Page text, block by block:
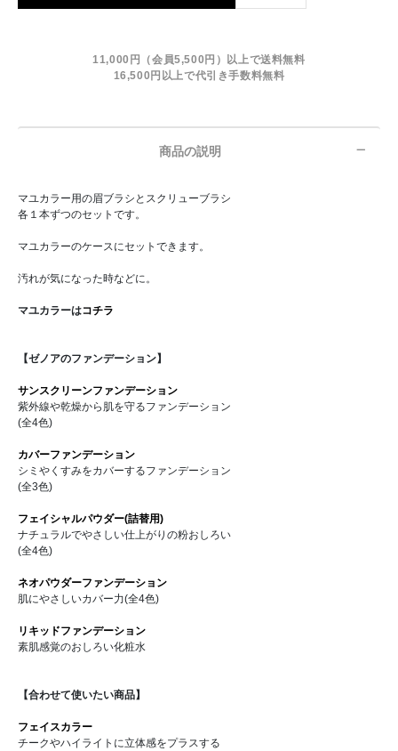
11,000円（会員5,500円）以上で送料無料
16,500円以上で代引き手数料無料
商品の説明
マユカラー用の眉ブラシとスクリューブラシ
各１本ずつのセットです。
マユカラーのケースにセットできます。
汚れが気になった時などに。
マユカラーはコチラ
【ゼノアのファンデーション】
サンスクリーンファンデーション
紫外線や乾燥から肌を守るファンデーション
(全4色)
カバーファンデーション
シミやくすみをカバーするファンデーション
(全3色)
フェイシャルパウダー(詰替用)
ナチュラルでやさしい仕上がりの粉おしろい
(全4色)
ネオパウダーファンデーション
肌にやさしいカバー力(全4色)
リキッドファンデーション
素肌感覚のおしろい化粧水
【合わせて使いたい商品】
フェイスカラー
チークやハイライトに立体感をプラスする